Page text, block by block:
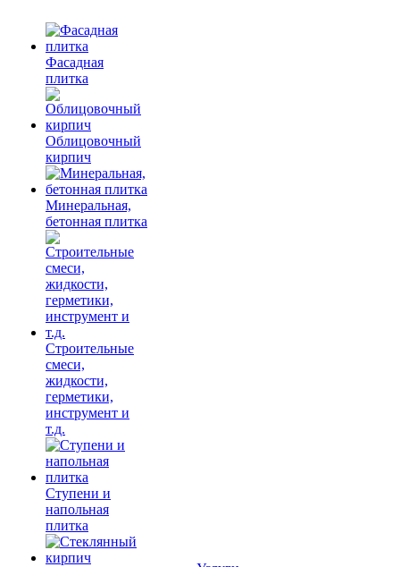
Фасадная
плитка
Облицовочный
кирпич
Минеральная,
бетонная плитка
Строительные
смеси,
жидкости,
герметики,
инструмент и
т.д.
Ступени и
напольная
плитка